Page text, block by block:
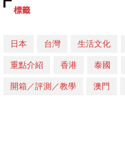
標籤
日本 台灣 生活文化
重點介紹
香港 泰國
開箱／評測／教學
澳門